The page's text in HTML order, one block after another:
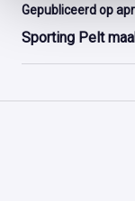
Gepubliceerd op
Sporting Pelt